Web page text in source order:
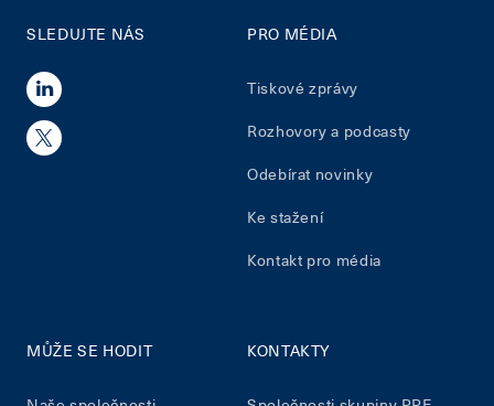
SLEDUJTE NÁS PRO MÉDIA
Tiskové zprávy
Rozhovory a podcasty
Odebírat novinky
Ke stažení
Kontakt pro média
MŮŽE SE HODIT KONTAKTY